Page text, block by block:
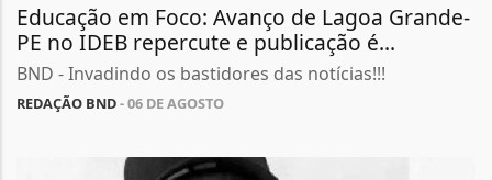
Educação em Foco: Avanço de Lagoa Grande-
PE no IDEB repercute e publicação é...
BND - Invadindo os bastidores das notícias!!!
REDAÇÃO BND- 06 DE AGOSTO